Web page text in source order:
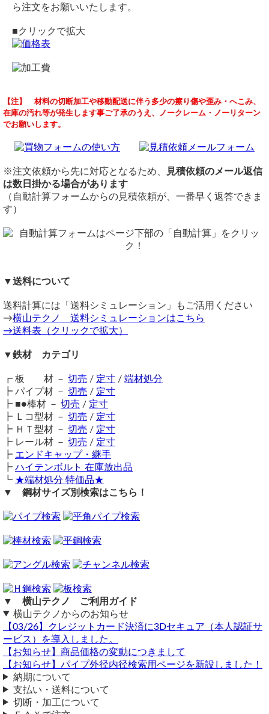
ら注文をお願いいたします。
■クリックで拡大
塗装よりも錆びに強くて長持ちする鉄製亜鉛メッキ丸形構造
用鋼管（ホワイト鉄丸パイプ・ポストジンク）の各品形状を
(1000～100mm)定寸長さでの希望（品形状・定寸法・本数）
の販売です。
土木や建築、家具やアウトドア資材など様々な用途に利用さ
れる、鉄丸パイプの定番商品です。
表面は錆びにくい溶融亜鉛メッキ処理となります。
注意事項
鉄材は性質上、錆が生じます。販売品も多少の錆がある場合
在庫不足の場合は取り寄せとなるため納期に＋数日を要しま
に伴う擦り傷や汚れ・歪み等が発生します事をご了承くださ
商品の返品・交換はお受けできません。
購入方法
商品購入は自動計算フォームに必要寸法・数量等を入力し、
とお進みください。
自動計算フォームでの試算ができない場合や複雑な加工を伴
う品の場合は、メールフォーム（見積依頼・注文依頼）より
お問い合わせください。
鉄 ホワイト丸パイプ（ポストジンク）構造用丸形鋼管
定尺
定尺 5,500mmまたは6,000mm
切断
切断公差：±1.0mm ～ 2.0mm
切断面はローバルペンキ補修処理となります。
備考
同サイズまとめ買いで多数同時注文割引適用！
関連商品
⇒ 鉄 ホワイト丸パイプ（ポストジンク）切り売り
⇒ 樹脂キャップ 丸パイプ用（内栓タイプ） エンドキャッ
⇒ 端材処分品 鉄丸パイプ 特価品（ノーカット）
（ 2023/06/02 ）
お世話になります。
SKTM12Bの鋼管を探しているのですが、特注で購入することは可能
でしょうか。切り売りでL=200サイズを希望します。誠に勝手ではご
ざいますが宜しくお願い致します。
TDK株式会社 遠藤
仕入先に問い合わせましたが
12Bは無いとのことでした。
ご了承ください。
【注】 材料の切断加工や移動配送に伴う多少の擦り傷や歪み・へこみ、
在庫の汚れ等が発生します事ご了承のうえ、ノークレーム・ノーリターン
でお願いします。
※注文依頼から先に対応となるため、
見積依頼のメール返信
は数日掛かる場合があります
（自動計算フォームからの見積依頼が、一番早く返答できま
す）
▼送料について
送料計算には「送料シミュレーション」もご活用ください
→横山テクノ 送料シミュレーションはこちら
→送料表（クリックで拡大）
▼鉄材 カテゴリ
┏ 板 材 － 切売 / 定寸 / 端材処分
┣ パイプ材 － 切売 / 定寸
┣ ■●棒材 － 切売 / 定寸
┣ Ｌコ型材 － 切売 / 定寸
┣ ＨＴ型材 － 切売 / 定寸
┣ レール材 － 切売 / 定寸
┣ エンドキャップ・継手
┣ ハイテンボルト 在庫放出品
┗ ★端材処分 特価品★
▼ 鋼材サイズ別検索はこちら！
▼ 横山テクノ ご利用ガイド
横山テクノからのお知らせ
【03/26】クレジットカード決済に3Dセキュア（本人認証サ
ービス）を導入しました。
【お知らせ】商品価格の変動につきまして
【お知らせ】パイプ外径内径検索用ページを新設しました！
納期について
支払い・送料について
切断・加工について